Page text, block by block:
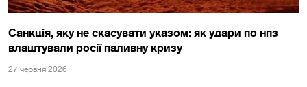
Санкція, яку не скасувати указом: як удари по нпз
влаштували росії паливну кризу
27 червня 2026